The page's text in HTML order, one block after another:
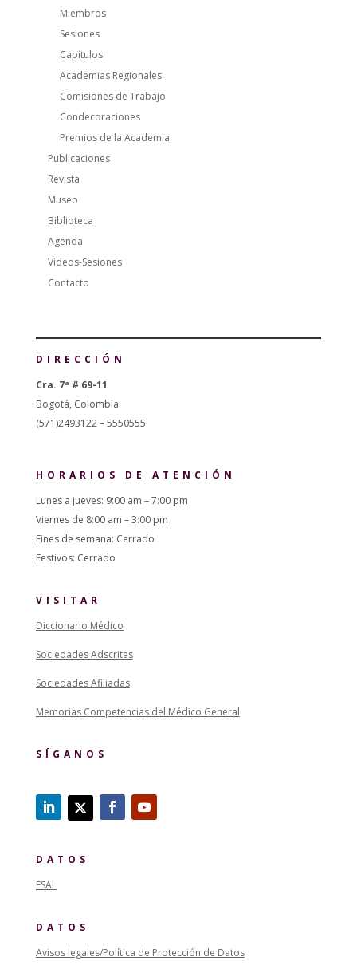
Miembros
Sesiones
Capítulos
Academias Regionales
Comisiones de Trabajo
Condecoraciones
Premios de la Academia
Publicaciones
Revista
Museo
Biblioteca
Agenda
Videos-Sesiones
Contacto
DIRECCIÓN
Cra. 7ª # 69-11
Bogotá, Colombia
(571)2493122 – 5550555
HORARIOS DE ATENCIÓN
Lunes a jueves: 9:00 am – 7:00 pm
Viernes de 8:00 am – 3:00 pm
Fines de semana: Cerrado
Festivos: Cerrado
VISITAR
Diccionario Médico
Sociedades Adscritas
Sociedades Afiliadas
Memorias Competencias del Médico General
SÍGANOS
DATOS
ESAL
DATOS
Avisos legales/Política de Protección de Datos